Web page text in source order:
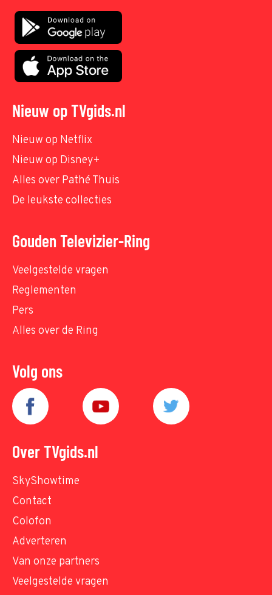
Nieuw op TVgids.nl
Nieuw op Netflix
Nieuw op Disney+
Alles over Pathé Thuis
De leukste collecties
Gouden Televizier-Ring
Veelgestelde vragen
Reglementen
Pers
Alles over de Ring
Volg ons
Over TVgids.nl
SkyShowtime
Contact
Colofon
Adverteren
Van onze partners
Veelgestelde vragen